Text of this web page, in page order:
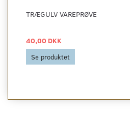
TRÆGULV VAREPRØVE
40,00 DKK
Se produktet